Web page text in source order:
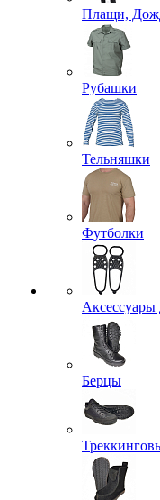
Плащи,
Рубашки
Тельняшки
Футболки
Берцы